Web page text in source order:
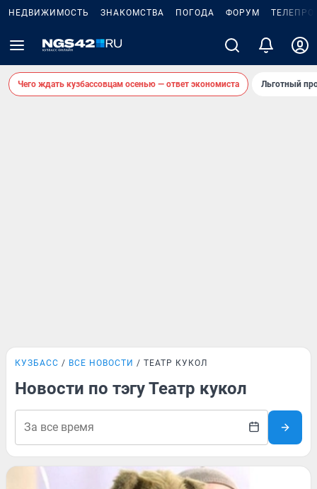
НЕДВИЖИМОСТЬ ЗНАКОМСТВА ПОГОДА ФОРУМ
Чего ждать кузбассовцам осенью — ответ экономиста Льготный
КУЗБАСС ВСЕ НОВОСТИ ТЕАТР КУКОЛ
Новости по тэгу Театр кукол